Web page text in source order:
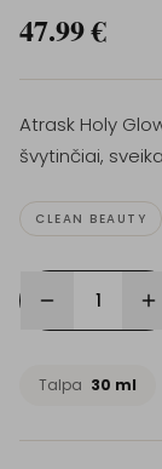
47.99€
Atrask Holy
švytinčiai,
CLEAN BEAUTY
1
Talpa 30 ml